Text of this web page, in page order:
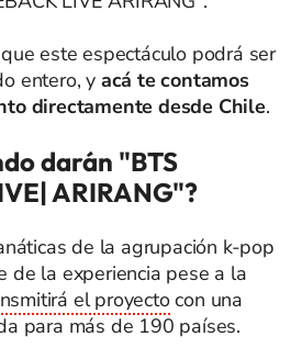
este espectáculo podrá ser
entero, y acá te contamos
directamente desde Chile.
darán "BTS
ARIRANG"?
de la agrupación k-pop
de la experiencia pese a la
el proyectocon una
para más de 190 países.